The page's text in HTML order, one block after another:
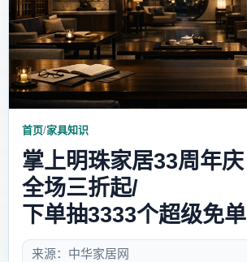
家具知识 家居文化
家装攻略 创意家居
首页/家具知识
掌上明珠家居33周年庆
全场三折起/
下单抽3333个超级免单
来源：中华家居网